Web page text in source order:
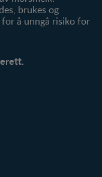
brukes og
å unngå risiko for